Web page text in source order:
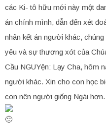
các Ki- tô hữu mới này một
án chính mình, dẫn đến xét
nhân kết án người khác,
yêu và sự thương xót của
Cầu NGUYện: Lạy Cha, hôm
người khác. Xin cho con học
con nên người giống Ngài hơn.